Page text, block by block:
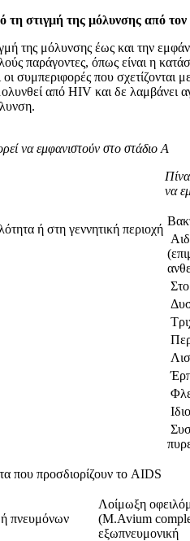
τη στιγμή της μόλυνσης από
της μόλυνσης έως και την
παράγοντες, όπως είναι η
οι συμπεριφορές που σχετίζονται
από HIV και δε λαμβάνει
να εμφανιστούν στο στάδιο Α
ή στη γεννητική περιοχή
να
που προσδιορίζουν το AIDS
ή πνευμόνων
Λοίμωξη
(Μ.Avium
εξωπνευμονική